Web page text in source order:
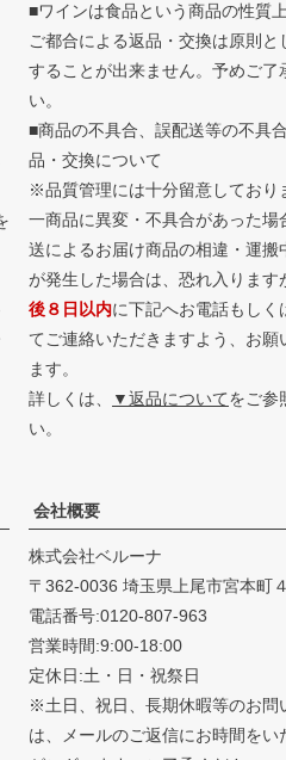
■ワインは食品という商品の性質
ご都合による返品・交換は原則と
することが出来ません。予めご了
い。
■商品の不具合、誤配送等の不具
品・交換について
※品質管理には十分留意しており
一商品に異変・不具合があった場
送によるお届け商品の相違・運搬
が発生した場合は、恐れ入ります
後８日以内に下記へお電話もしく
てご連絡いただきますよう、お願
ます。
詳しくは、
▼返品についてをご参
い。
会社概要
株式会社ベルーナ
362-0036 埼玉県上尾市宮本町
電話番号:0120-807-963
営業時間:9:00-18:00
定休日:土・日・祝祭日
※土日、祝日、長期休暇等のお問
は、メールのご返信にお時間をい